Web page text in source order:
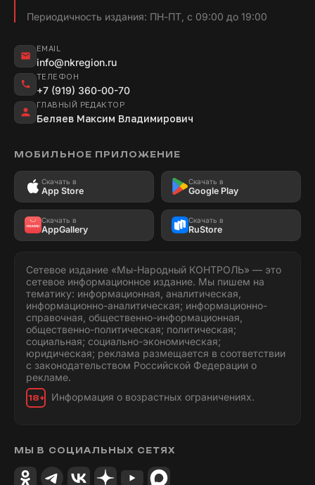
Периодичность издания: ПН-ПТ, с 09:00 до 19:00
EMAIL
info@nkregion.ru
ТЕЛЕФОН
+7 (919) 360-00-70
ГЛАВНЫЙ РЕДАКТОР
Беляев Максим Владимирович
МОБИЛЬНОЕ ПРИЛОЖЕНИЕ
Скачать в
App Store
Скачать в
Google Play
Скачать в
AppGallery
Скачать в
RuStore
Сетевое издание «Мы-Народный КОНТРОЛЬ» — это
сетевое информационное издание. Мы пишем на
тематику: информационная, аналитическая,
информационно-аналитическая; информационно-
справочная, общественно-информационная,
общественно-политическая; политическая;
социальная; социально-экономическая;
юридическая; реклама размещается в соответствии
с законодательством Российской Федерации о
рекламе.
18+ Информация о возрастных ограничениях.
МЫ В СОЦИАЛЬНЫХ СЕТЯХ